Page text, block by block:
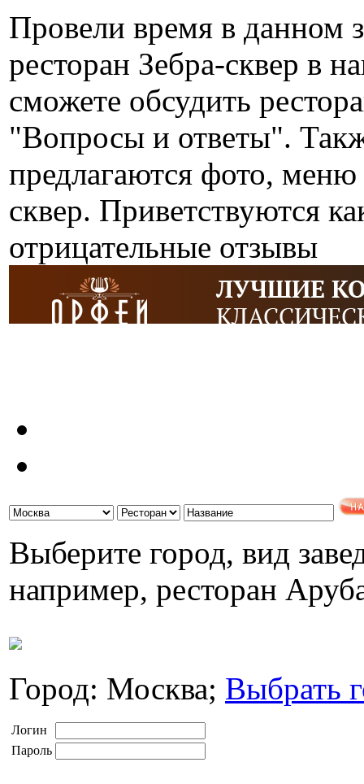
Провели время в данном
ресторан Зебра-сквер в
сможете обсудить
"Вопросы и ответы".
предлагаются фото, меню
сквер. Приветствуются
отрицательные отзывы
Выберите город, вид
например, ресторан
Город: Москва; Выбрать
Логин
Пароль